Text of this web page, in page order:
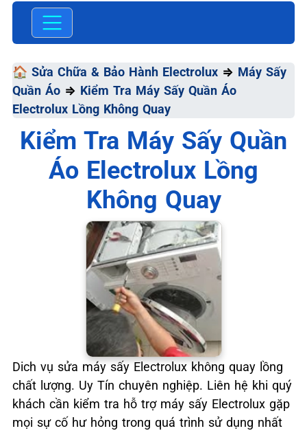
SỬA CHỮA & BẢO HÀNH
Đa
📞 09.663.898.33
🏠 Sửa Chữa & Bảo Hành Electrolux ⇒ Máy Sấy
Quần Áo ⇒ Kiểm Tra Máy Sấy Quần Áo
Electrolux Lồng Không Quay
Kiểm Tra Máy Sấy Quần
Áo Electrolux Lồng
Không Quay
Dich vụ sửa máy sấy Electrolux không quay lồng
chất lượng. Uy Tín chuyên nghiệp. Liên hệ khi quý
khách cần kiểm tra hỗ trợ máy sấy Electrolux gặp
mọi sự cố hư hỏng trong quá trình sử dụng nhất